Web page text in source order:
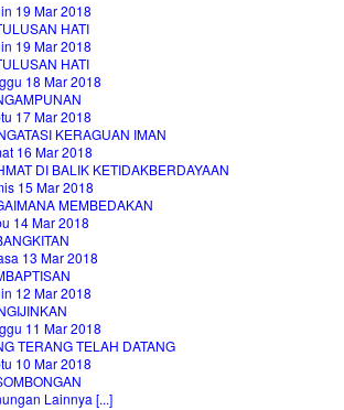
19 Mar 2018
HATI
19 Mar 2018
HATI
18 Mar 2018
17 Mar 2018
KERAGUAN IMAN
16 Mar 2018
DI BALIK KETIDAKBERDAYAAN
15 Mar 2018
MEMBEDAKAN
14 Mar 2018
13 Mar 2018
12 Mar 2018
11 Mar 2018
TERANG TELAH DATANG
10 Mar 2018
Lainnya [...]